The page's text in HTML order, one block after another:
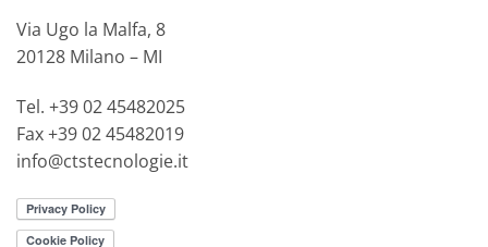
Via Ugo la Malfa, 8
20128 Milano – MI
Tel. +39 02 45482025
Fax +39 02 45482019
info@ctstecnologie.it